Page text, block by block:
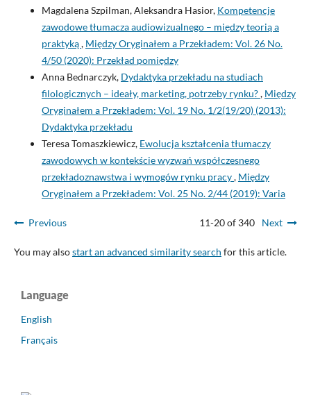
Magdalena Szpilman, Aleksandra Hasior, Kompetencje
zawodowe tłumacza audiowizualnego – między teorią a
praktyką, Między Oryginałem a Przekładem: Vol. 26 No.
4/50 (2020): Przekład pomiędzy
Anna Bednarczyk, Dydaktyka przekładu na studiach
filologicznych – ideały, marketing, potrzeby rynku?, Między
Oryginałem a Przekładem: Vol. 19 No. 1/2(19/20) (2013):
Dydaktyka przekładu
Teresa Tomaszkiewicz, Ewolucja kształcenia tłumaczy
zawodowych w kontekście wyzwań współczesnego
przekładoznawstwa i wymogów rynku pracy, Między
Oryginałem a Przekładem: Vol. 25 No. 2/44 (2019): Varia
Previous 11-20 of 340 Next
You may alsostart an advanced similarity search for this article.
Language
English
Français